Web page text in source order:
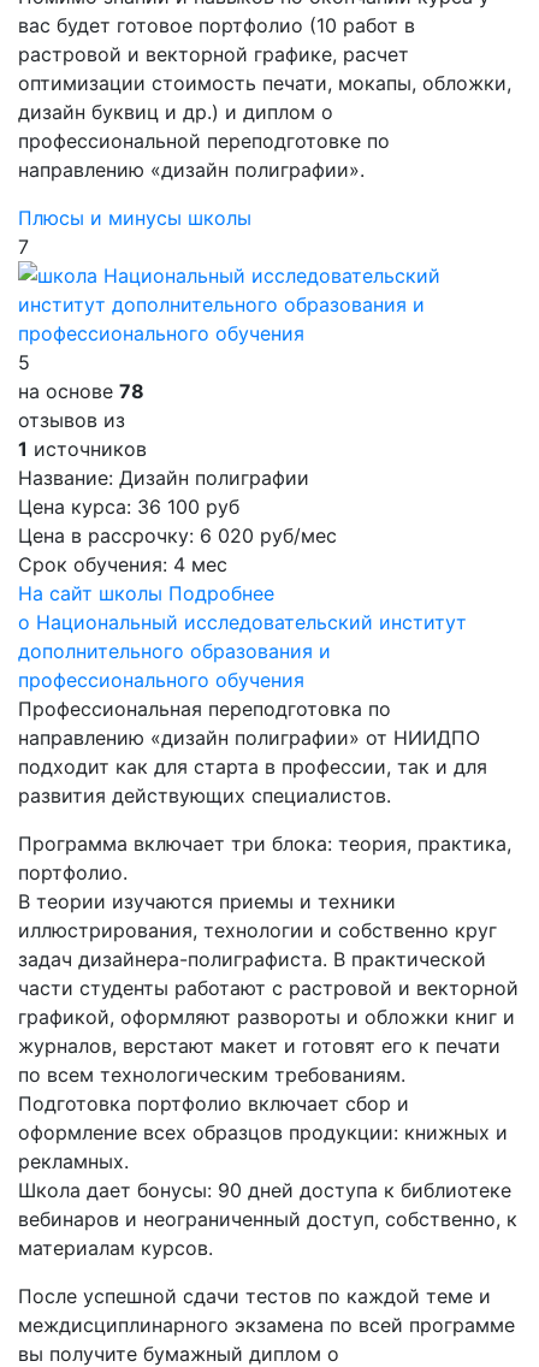
вас будет готовое портфолио (10 работ в
растровой и векторной графике, расчет
оптимизации стоимость печати, мокапы, обложки,
дизайн буквиц и др.) и диплом о
профессиональной переподготовке по
направлению «дизайн полиграфии».
Плюсы и минусы школы
7
5
на основе 78
отзывов из
1 источников
Название: Дизайн полиграфии
Цена курса: 36 100 руб
Цена в рассрочку: 6 020 руб/мес
Срок обучения: 4 мес
На сайт школы Подробнее
о Национальный исследовательский институт
дополнительного образования и
профессионального обучения
Профессиональная переподготовка по
направлению «дизайн полиграфии» от НИИДПО
подходит как для старта в профессии, так и для
развития действующих специалистов.
Программа включает три блока: теория, практика,
портфолио.
В теории изучаются приемы и техники
иллюстрирования, технологии и собственно круг
задач дизайнера-полиграфиста. В практической
части студенты работают с растровой и векторной
графикой, оформляют развороты и обложки книг и
журналов, верстают макет и готовят его к печати
по всем технологическим требованиям.
Подготовка портфолио включает сбор и
оформление всех образцов продукции: книжных и
рекламных.
Школа дает бонусы: 90 дней доступа к библиотеке
вебинаров и неограниченный доступ, собственно, к
материалам курсов.
После успешной сдачи тестов по каждой теме и
междисциплинарного экзамена по всей программе
вы получите бумажный диплом о